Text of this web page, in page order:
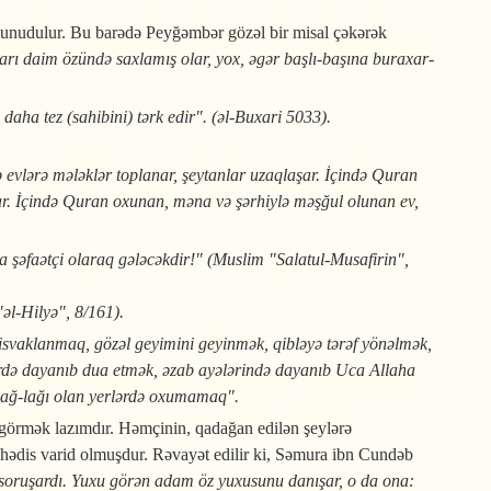
Bu barədə Peyğəmbər gözəl bir misal çəkərək
daim özündə saxlamış olar, yox, əgər başlı-başına buraxar­
tez (sahibini) tərk edir". (əl-Buxari 5033).
mələklər toplanar, şeytanlar uzaqlaşar. İçində Quran
İçində Quran oxunan, məna və şərhiylə məşğul olunan ev,
olaraq gələcəkdir!" (Muslim "Salatul-Musafirin",
Hilyə", 8/161).
gözəl geyimini geyinmək, qibləyə tərəf yönəlmək,
dayanıb dua etmək, əzab ayələrində dayanıb Uca Allaha
lağı olan yerlərdə oxumamaq".
lazımdır. Həmçinin, qadağan edilən şeylərə
varid olmuşdur. Rəvayət edilir ki, Səmura ibn Cundəb
Yuxu görən adam öz yuxusunu danışar, o da ona: